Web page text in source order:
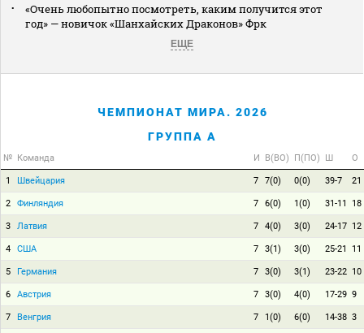
«Очень любопытно посмотреть, каким получится этот
год» — новичок «Шанхайских Драконов» Фрк
ЕЩЕ
ЧЕМПИОНАТ МИРА. 2026
ГРУППА A
№ Команда И В(ВО) П(ПО) Ш О
1 Швейцария 7 7(0) 0(0) 39-7 21
2 Финляндия 7 6(0) 1(0) 31-11 18
3 Латвия 7 4(0) 3(0) 24-17 12
4 США 7 3(1) 3(0) 25-21 11
5 Германия 7 3(0) 3(1) 23-22 10
6 Австрия 7 3(0) 4(0) 17-29 9
7 Венгрия 7 1(0) 6(0) 14-38 3